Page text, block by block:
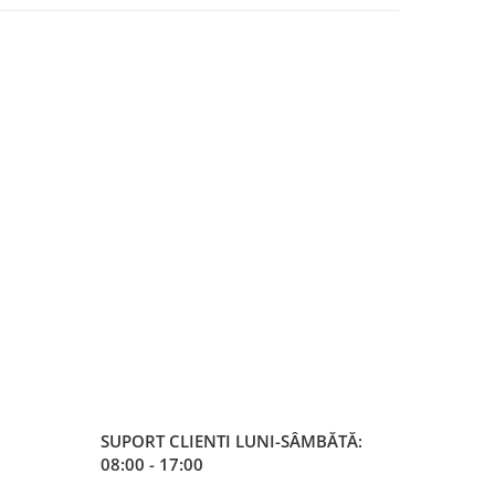
SUPORT CLIENTI LUNI-SÂMBĂTĂ:
08:00 - 17:00